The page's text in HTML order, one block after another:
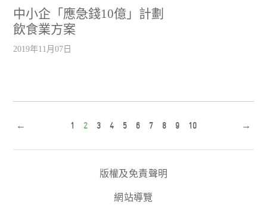
中小企「應急錢10億」計劃
飲食業方案
2019年11月07日
← 1 2 3 4 5 6 7 8 9 10 →
版權及免責聲明
網站導覽